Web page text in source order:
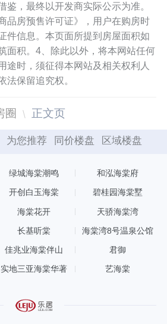
鉴，最终以开发商实际公示为准。
品房预售许可证》，用户在购房时
件信息。本页面所提到房屋面积如
面积。4、除此以外，将本网站任何
途时，须征得本网站及相关权利人
法保留追究权。
圈 正文页
为您推荐 同价楼盘 区域楼盘
绿城海棠潮鸣 和泓海棠府
开创白玉海棠 碧桂园海棠墅
海棠花开 天骄海棠湾
长基听棠 海棠湾8号温泉公馆
佳兆业海棠伴山 君御
实地三亚海棠华著 艺海棠